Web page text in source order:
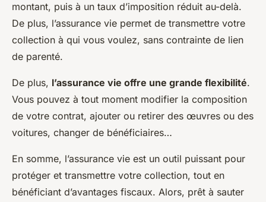
montant, puis à un taux d’imposition réduit au-delà.
De plus, l’assurance vie permet de transmettre votre
collection à qui vous voulez, sans contrainte de lien
de parenté.
De plus, l’assurance vie offre une grande flexibilité.
Vous pouvez à tout moment modifier la composition
de votre contrat, ajouter ou retirer des œuvres ou des
voitures, changer de bénéficiaires…
En somme, l’assurance vie est un outil puissant pour
protéger et transmettre votre collection, tout en
bénéficiant d’avantages fiscaux. Alors, prêt à sauter